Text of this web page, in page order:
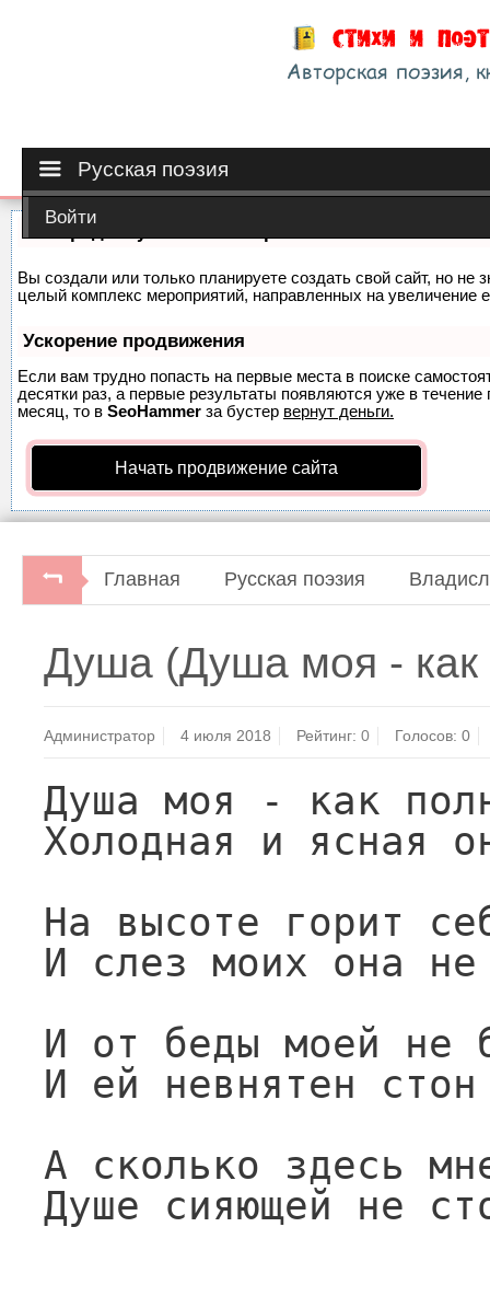
Русская поэзия
Войти
Вы создали или только планируете создать свой сайт, но не
целый комплекс мероприятий, направленных на увеличение
Ускорение продвижения
Если вам трудно попасть на первые места в поиске
десятки раз, а первые результаты появляются уже в
месяц, то в SeoHammer за бустер вернут деньги.
Начать продвижение сайта
Главная Русская поэзия
"Центр-100", 1996.
Душа (Душа моя - как
Администратор 4 июля 2018 Рейтинг:0 Голосов: 0
Душа моя - как
Холодная и ясная
На высоте горит
И слез моих она
И от беды моей не
И ей невнятен
А сколько здесь
Душе сияющей не